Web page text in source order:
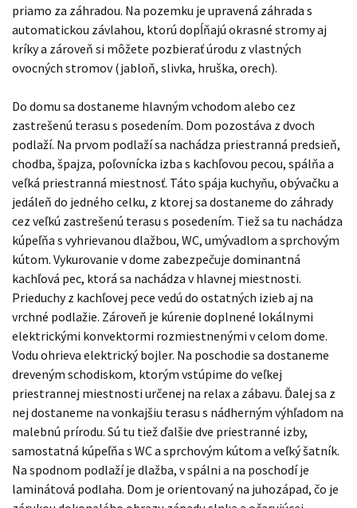
priamo za záhradou. Na pozemku je upravená záhrada s
automatickou závlahou, ktorú dopĺňajú okrasné stromy aj
kríky a zároveň si môžete pozbierať úrodu z vlastných
ovocných stromov (jabloň, slivka, hruška, orech).
Do domu sa dostaneme hlavným vchodom alebo cez
zastrešenú terasu s posedením. Dom pozostáva z dvoch
podlaží. Na prvom podlaží sa nachádza priestranná predsieň,
chodba, špajza, poľovnícka izba s kachľovou pecou, spálňa a
veľká priestranná miestnosť. Táto spája kuchyňu, obývačku a
jedáleň do jedného celku, z ktorej sa dostaneme do záhrady
cez veľkú zastrešenú terasu s posedením. Tiež sa tu nachádza
kúpeľňa s vyhrievanou dlažbou, WC, umývadlom a sprchovým
kútom. Vykurovanie v dome zabezpečuje dominantná
kachľová pec, ktorá sa nachádza v hlavnej miestnosti.
Prieduchy z kachľovej pece vedú do ostatných izieb aj na
vrchné podlažie. Zároveň je kúrenie doplnené lokálnymi
elektrickými konvektormi rozmiestnenými v celom dome.
Vodu ohrieva elektrický bojler. Na poschodie sa dostaneme
dreveným schodiskom, ktorým vstúpime do veľkej
priestrannej miestnosti určenej na relax a zábavu. Ďalej sa z
nej dostaneme na vonkajšiu terasu s nádherným výhľadom na
malebnú prírodu. Sú tu tiež ďalšie dve priestranné izby,
samostatná kúpeľňa s WC a sprchovým kútom a veľký šatník.
Na spodnom podlaží je dlažba, v spálni a na poschodí je
laminátová podlaha. Dom je orientovaný na juhozápad, čo je